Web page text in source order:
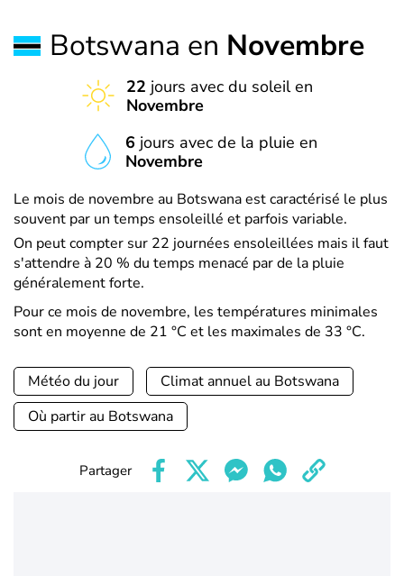
Botswana en Novembre
22 jours avec du soleil en
Novembre
6 jours avec de la pluie en
Novembre
Le mois de novembre au Botswana est caractérisé le plus
souvent par un temps ensoleillé et parfois variable.
On peut compter sur 22 journées ensoleillées mais il faut
s'attendre à 20 % du temps menacé par de la pluie
généralement forte.
Pour ce mois de novembre, les températures minimales
sont en moyenne de 21 °C et les maximales de 33 °C.
Météo du jour
Climat annuel au Botswana
Où partir au Botswana
Partager